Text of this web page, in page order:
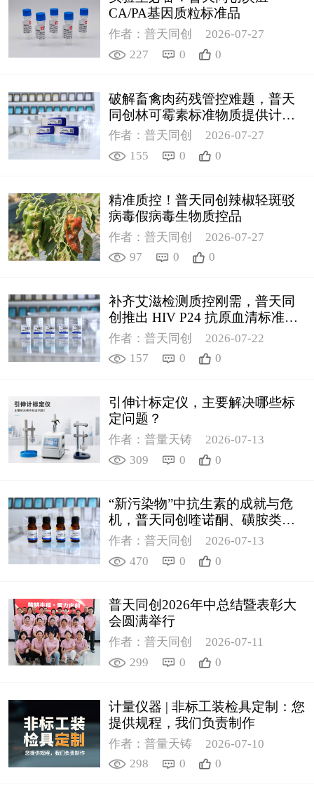
CA/PA基因质粒标准品
作者：普天同创
2026-07-27
227
0 0
破解畜禽肉药残管控难题，普天
同创林可霉素标准物质提供计量
支撑
作者：普天同创
2026-07-27
155
0 0
精准质控！普天同创辣椒轻斑驳
病毒假病毒生物质控品
作者：普天同创
2026-07-27
97
0 0
补齐艾滋检测质控刚需，普天同
创推出 HIV P24 抗原血清标准物
质
作者：普天同创
2026-07-22
157
0 0
引伸计标定仪，主要解决哪些标
定问题？
作者：普量天铸
2026-07-13
309
0 0
“新污染物”中抗生素的成就与危
机，普天同创喹诺酮、磺胺类质
控新品筑牢环境安全防线
作者：普天同创
2026-07-13
470
0 0
普天同创2026年中总结暨表彰大
会圆满举行
作者：普天同创
2026-07-11
299
0 0
计量仪器 | 非标工装检具定制：您
提供规程，我们负责制作
作者：普量天铸
2026-07-10
298
0 0